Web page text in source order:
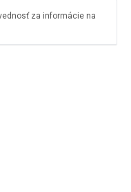
za informácie na